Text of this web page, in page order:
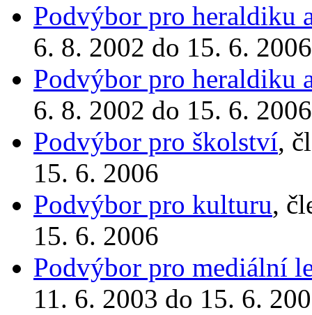
Podvýbor pro heraldiku
6. 8. 2002 do 15. 6. 2006
Podvýbor pro heraldiku
6. 8. 2002 do 15. 6. 2006
Podvýbor pro školství,
15. 6. 2006
Podvýbor pro kulturu,
15. 6. 2006
Podvýbor pro mediální
11. 6. 2003 do 15. 6.